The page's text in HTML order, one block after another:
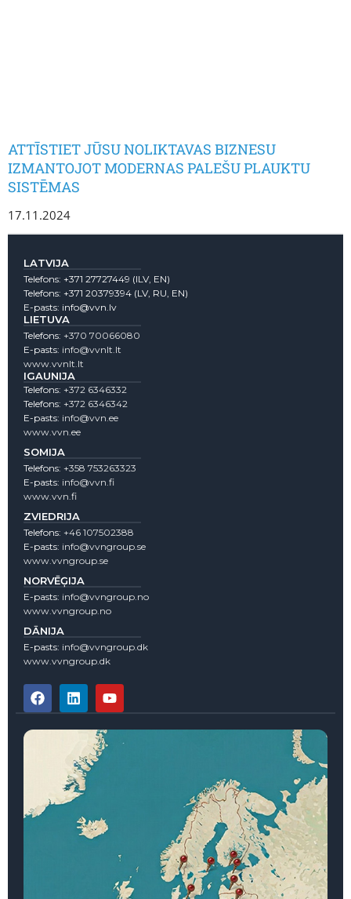
ATTĪSTIET JŪSU NOLIKTAVAS BIZNESU
IZMANTOJOT MODERNAS PALEŠU PLAUKTU
SISTĒMAS
17.11.2024
LATVIJA
Telefons: +371 27727449 (lLV, EN)
Telefons: +371 20379394 (LV, RU, EN)
E-pasts: info@vvn.lv
LIETUVA
Telefons: +370 70066080
E-pasts: info@vvnlt.lt
www.vvnlt.lt
IGAUNIJA
Telefons: +372 6346332
Telefons: +372 6346342
E-pasts: info@vvn.ee
www.vvn.ee
SOMIJA
Telefons: +358 753263323
E-pasts: info@vvn.fi
www.vvn.fi
ZVIEDRIJA
Telefons: +46 107502388
E-pasts: info@vvngroup.se
www.vvngroup.se
NORVĒĢIJA
E-pasts: info@vvngroup.no
www.vvngroup.no
DĀNIJA
E-pasts: info@vvngroup.dk
www.vvngroup.dk